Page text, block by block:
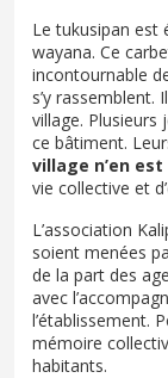
Le tukusipan est
wayana. Ce
incontournable
s’y rassemblent.
village. Plusieurs
ce bâtiment.
village n’en
vie collective et
L’association
soient menées
de la part des
avec
l’établissement.
mémoire
habitants.